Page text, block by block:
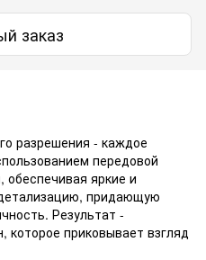
заказ
разрешения - каждое
передовой
обеспечивая яркие и
придающую
Результат -
приковывает взгляд